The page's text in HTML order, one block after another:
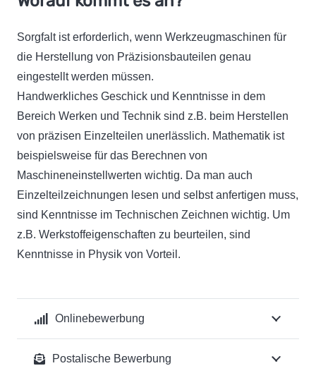
Sorgfalt ist erforderlich, wenn Werkzeugmaschinen für
die Herstellung von Präzisionsbauteilen genau
eingestellt werden müssen.
Handwerkliches Geschick und Kenntnisse in dem
Bereich Werken und Technik sind z.B. beim Herstellen
von präzisen Einzelteilen unerlässlich. Mathematik ist
beispielsweise für das Berechnen von
Maschineneinstellwerten wichtig. Da man auch
Einzelteilzeichnungen lesen und selbst anfertigen muss,
sind Kenntnisse im Technischen Zeichnen wichtig. Um
z.B. Werkstoffeigenschaften zu beurteilen, sind
Kenntnisse in Physik von Vorteil.
Onlinebewerbung
Postalische Bewerbung